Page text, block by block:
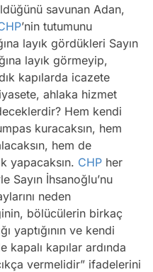
savunan Adan,
’nin tutumunu
layık gördükleri Sayın
layık görmeyip,
kapılarda icazete
ahlaka hizmet
Hem kendi
kuracaksın, hem
hem de
yapacaksın. CHP her
Sayın İhsanoğlu’nu
neden
bölücülerin birkaç
yaptığının ve kendi
kapalı kapılar ardında
vermelidir” ifadelerini